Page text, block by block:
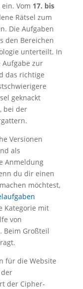
Vom 17. bis
Rätsel zum
Die Aufgaben
den Bereichen
unterteilt. In
Aufgabe zur
das richtige
geknackt
bei der
Versionen
als
Anmeldung
du dir einen
möchtest,
Kategorie mit
von
Beim Großteil
für die Website
der Cipher-